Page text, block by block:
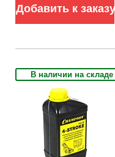
Добавить к заказу
В наличии на складе